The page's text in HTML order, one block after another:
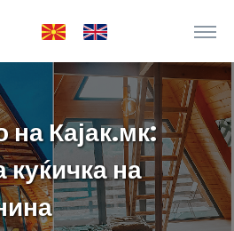
на Кајак.мк:
на